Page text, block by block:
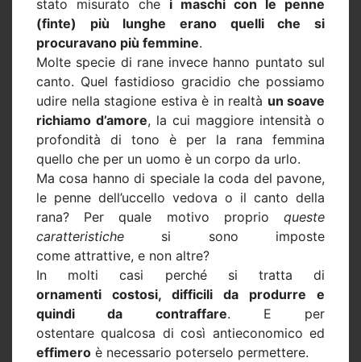
stato misurato che i maschi con le penne
(finte) più lunghe erano quelli che si
procuravano più femmine.
Molte specie di rane invece hanno puntato sul
canto. Quel fastidioso gracidio che possiamo
udire nella stagione estiva è in realtà un soave
richiamo d’amore, la cui maggiore intensità o
profondità di tono è per la rana femmina
quello che per un uomo è un corpo da urlo.
Ma cosa hanno di speciale la coda del pavone,
le penne dell’uccello vedova o il canto della
rana? Per quale motivo proprio queste
caratteristiche si sono imposte
come attrattive, e non altre?
In molti casi perché si tratta di
ornamenti costosi, difficili da produrre e
quindi da contraffare. E per
ostentare qualcosa di così antieconomico ed
effimero è necessario poterselo permettere.